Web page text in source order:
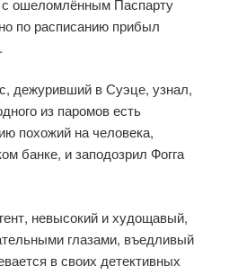
по расписанию прибыл
дежуривший в Суэце, узнал,
из паромов есть
похожий на человека,
банке, и заподозрил Фогга
невысокий и худощавый,
глазами, въедливый
в своих детективных